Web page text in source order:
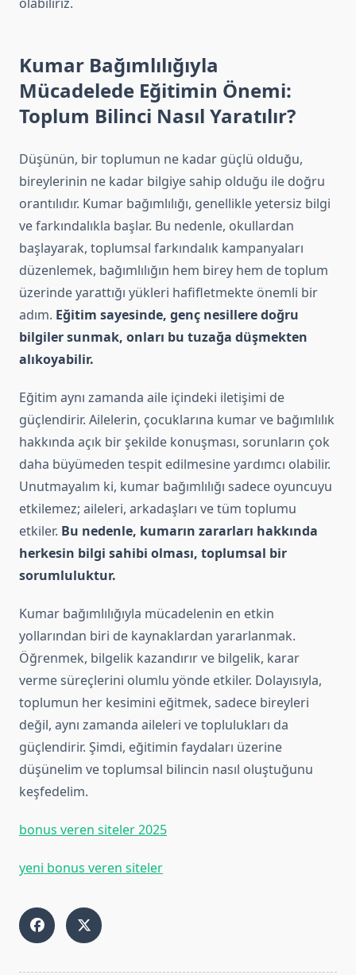
Kumar Bağımlılığıyla
Mücadelede Eğitimin Önemi:
Toplum Bilinci Nasıl Yaratılır?
Düşünün, bir toplumun ne kadar güçlü olduğu,
bireylerinin ne kadar bilgiye sahip olduğu ile doğru
orantılıdır. Kumar bağımlılığı, genellikle yetersiz bilgi
ve farkındalıkla başlar. Bu nedenle, okullardan
başlayarak, toplumsal farkındalık kampanyaları
düzenlemek, bağımlılığın hem birey hem de toplum
üzerinde yarattığı yükleri hafifletmekte önemli bir
adım. Eğitim sayesinde, genç nesillere doğru
bilgiler sunmak, onları bu tuzağa düşmekten
alıkoyabilir.
Eğitim aynı zamanda aile içindeki iletişimi de
güçlendirir. Ailelerin, çocuklarına kumar ve bağımlılık
hakkında açık bir şekilde konuşması, sorunların çok
daha büyümeden tespit edilmesine yardımcı olabilir.
Unutmayalım ki, kumar bağımlılığı sadece oyuncuyu
etkilemez; aileleri, arkadaşları ve tüm toplumu
etkiler. Bu nedenle, kumarın zararları hakkında
herkesin bilgi sahibi olması, toplumsal bir
sorumluluktur.
Kumar bağımlılığıyla mücadelenin en etkin
yollarından biri de kaynaklardan yararlanmak.
Öğrenmek, bilgelik kazandırır ve bilgelik, karar
verme süreçlerini olumlu yönde etkiler. Dolayısıyla,
toplumun her kesimini eğitmek, sadece bireyleri
değil, aynı zamanda aileleri ve toplulukları da
güçlendirir. Şimdi, eğitimin faydaları üzerine
düşünelim ve toplumsal bilincin nasıl oluştuğunu
keşfedelim.
bonus veren siteler 2025
yeni bonus veren siteler